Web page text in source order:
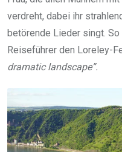
verdreht, dabei ihr
betörende Lieder singt.
Reiseführer den Loreley-
dramatic landscape”.